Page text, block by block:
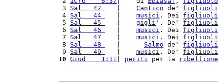
3 Sal   42 Cantico de' figliuoli
4 Sal   44 musici . Dei figliuoli
5 Sal   45 gigli '. De' figliuoli
6 Sal   46 musici . Dei figliuoli
7 Sal   47 musici . Dei figliuoli
8 Sal   48 Salmo de' figliuoli
9 Sal   49 musici . De' figliuoli
10 Giud    1:11 periti per la ribellione